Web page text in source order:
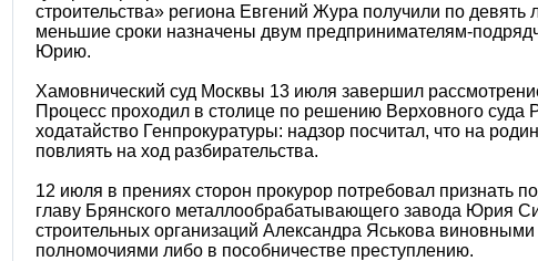
строительства» региона Евгений Жура получили по
меньшие сроки назначены двум предпринимателям-
Юрию.
Хамовнический суд Москвы 13 июля завершил
Процесс проходил в столице по решению Верховного суда
ходатайство Генпрокуратуры: надзор посчитал, что на
повлиять на ход разбирательства.
12 июля в прениях сторон прокурор потребовал признать
главу Брянского металлообрабатывающего завода Юрия
строительных организаций Александра Яськова
полномочиями либо в пособничестве преступлению.